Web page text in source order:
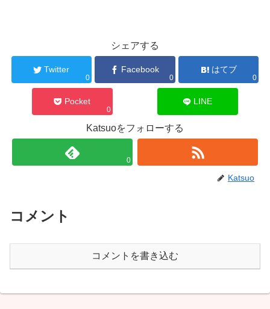
シェアする
Twitter
0
Facebook
0
はてブ
0
Pocket
0
LINE
Katsuoをフォローする
0
Katsuo
コメント
コメントを書き込む